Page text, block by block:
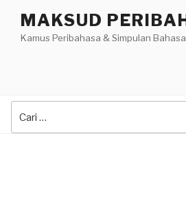
content
MAKSUD
Kamus Peribahasa & Simpulan